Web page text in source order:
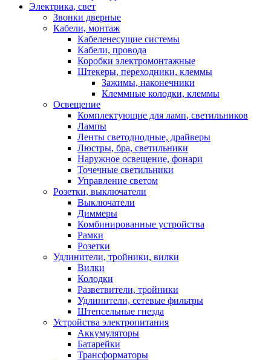
Электрика, свет
Звонки дверные
Кабели, монтаж
Кабеленесущие системы
Кабели, провода
Коробки электромонтажные
Штекеры, переходники, клеммы
Зажимы, наконечники
Клеммные колодки, клеммы
Освещение
Комплектующие для ламп, светильников
Лампы
Ленты светодиодные, драйверы
Люстры, бра, светильники
Наружное освещение, фонари
Точечные светильники
Управление светом
Розетки, выключатели
Выключатели
Диммеры
Комбинированные устройства
Рамки
Розетки
Удлинители, тройники, вилки
Вилки
Колодки
Разветвители, тройники
Удлинители, сетевые фильтры
Штепсельные гнезда
Устройства электропитания
Аккумуляторы
Батарейки
Трансформаторы